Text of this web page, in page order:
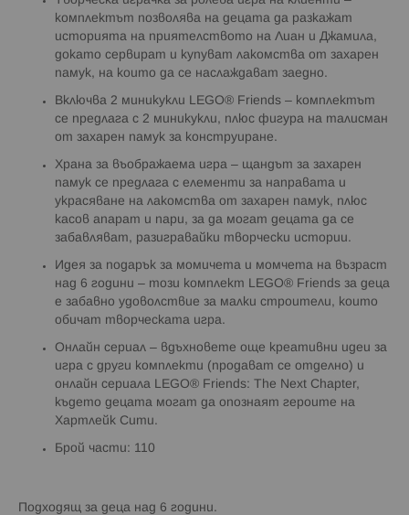
комплектът позволява на децата да разкажат
историята на приятелството на Лиан и Джамила,
докато сервират и купуват лакомства от захарен
памук, на които да се наслаждават заедно.
Включва 2 миникукли LEGO® Friends – комплектът
се предлага с 2 миникукли, плюс фигура на талисман
от захарен памук за конструиране.
Храна за въображаема игра – щандът за захарен
памук се предлага с елементи за направата и
украсяване на лакомства от захарен памук, плюс
касов апарат и пари, за да могат децата да се
забавляват, разигравайки творчески истории.
Идея за подарък за момичета и момчета на възраст
над 6 години – този комплект LEGO® Friends за деца
е забавно удоволствие за малки строители, които
обичат творческата игра.
Онлайн сериал – вдъхновете още креативни идеи за
игра с други комплекти (продават се отделно) и
онлайн сериала LEGO® Friends: The Next Chapter,
където децата могат да опознаят героите на
Хартлейк Сити.
Брой части: 110
Подходящ за деца над 6 години.